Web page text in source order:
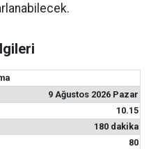
9 Ağustos 2026 Pazar
10.15
180 dakika
80